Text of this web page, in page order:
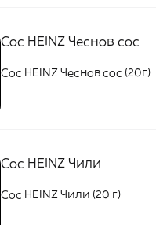
Сос HEINZ Чеснов сос
Сос HEINZ Чеснов сос (20г)
Сос HEINZ Чили
Сос HEINZ Чили (20 г)